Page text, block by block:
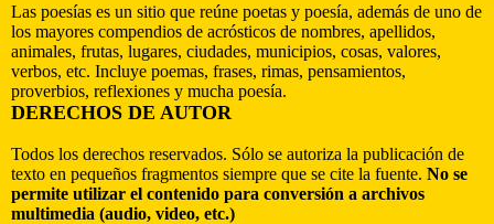
Las poesías es un sitio que reúne poetas y poesía, además de uno de
los mayores compendios de acrósticos de nombres, apellidos,
animales, frutas, lugares, ciudades, municipios, cosas, valores,
verbos, etc. Incluye poemas, frases, rimas, pensamientos,
proverbios, reflexiones y mucha poesía.
DERECHOS DE AUTOR
Todos los derechos reservados. Sólo se autoriza la publicación de
texto en pequeños fragmentos siempre que se cite la fuente. No se
permite utilizar el contenido para conversión a archivos
multimedia (audio, video, etc.)